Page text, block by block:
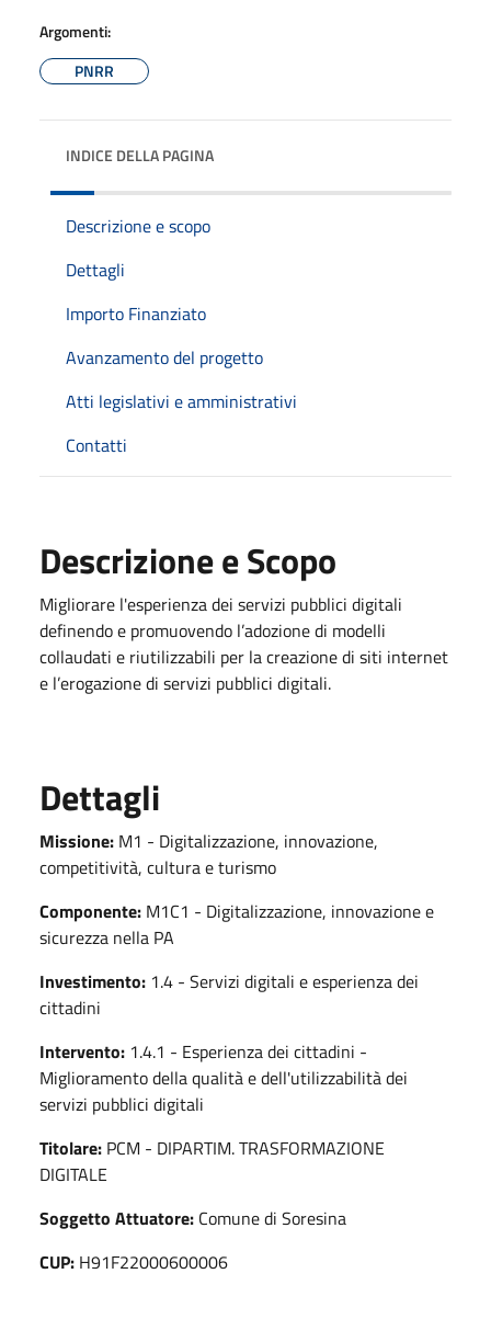
Argomenti:
PNRR
INDICE DELLA PAGINA
Descrizione e scopo
Dettagli
Importo Finanziato
Avanzamento del progetto
Atti legislativi e amministrativi
Contatti
Descrizione e Scopo
Migliorare l'esperienza dei servizi pubblici digitali
definendo e promuovendo l’adozione di modelli
collaudati e riutilizzabili per la creazione di siti internet
e l’erogazione di servizi pubblici digitali.
Dettagli
Missione: M1 - Digitalizzazione, innovazione,
competitività, cultura e turismo
Componente: M1C1 - Digitalizzazione, innovazione e
sicurezza nella PA
Investimento: 1.4 - Servizi digitali e esperienza dei
cittadini
Intervento: 1.4.1 - Esperienza dei cittadini -
Miglioramento della qualità e dell'utilizzabilità dei
servizi pubblici digitali
Titolare: PCM - DIPARTIM. TRASFORMAZIONE
DIGITALE
Soggetto Attuatore: Comune di Soresina
CUP: H91F22000600006